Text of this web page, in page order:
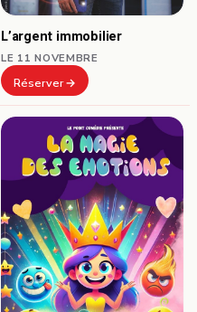
L’argent immobilier
LE 11 NOVEMBRE
Réserver